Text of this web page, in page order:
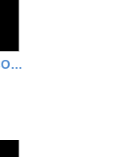
CDD Aula Virtual_ESTELA COLLADO